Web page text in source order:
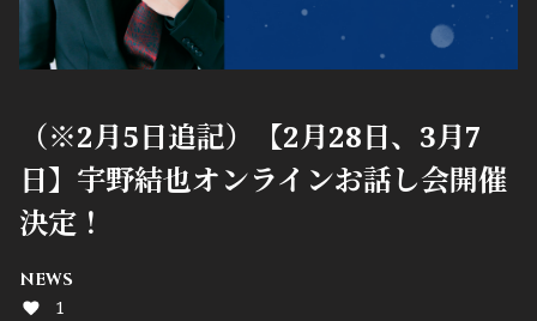
（※2月5日追記）【2月28日、3月7
日】宇野結也オンラインお話し会開催
決定！
NEWS
1